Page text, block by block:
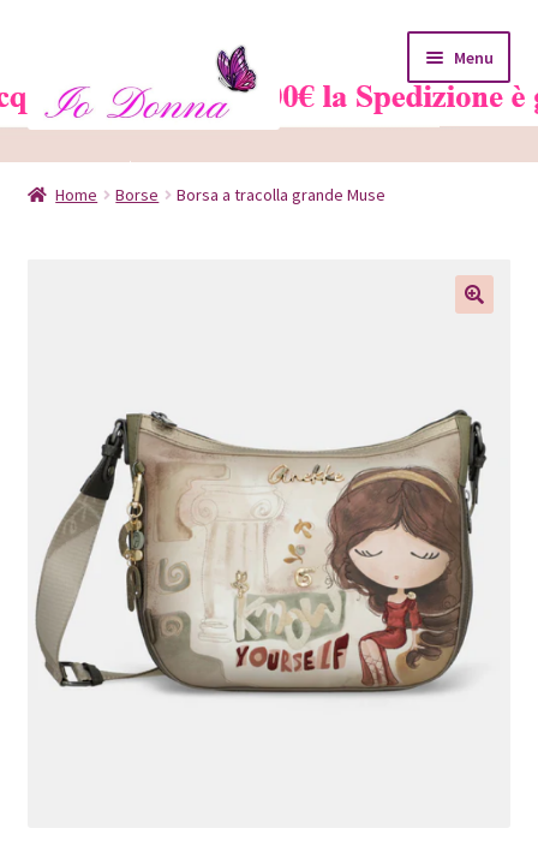
navigazione
contenuto
Menu
Home
Il mio account
Pagamento
Shop
Home Borse Borsa a tracolla grande Muse